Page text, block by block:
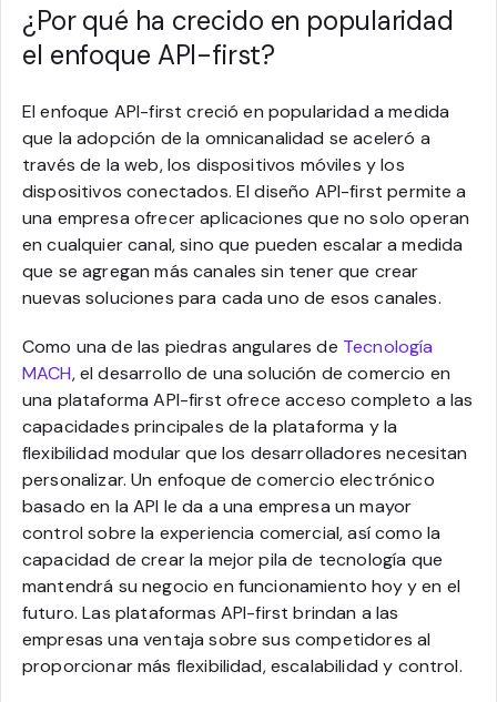
¿Por qué ha crecido en popularidad
el enfoque API-first?
El enfoque API-first creció en popularidad a medida
que la adopción de la omnicanalidad se aceleró a
través de la web, los dispositivos móviles y los
dispositivos conectados. El diseño API-first permite a
una empresa ofrecer aplicaciones que no solo operan
en cualquier canal, sino que pueden escalar a medida
que se agregan más canales sin tener que crear
nuevas soluciones para cada uno de esos canales.
Como una de las piedras angulares de Tecnología
MACH, el desarrollo de una solución de comercio en
una plataforma API-first ofrece acceso completo a las
capacidades principales de la plataforma y la
flexibilidad modular que los desarrolladores necesitan
personalizar. Un enfoque de comercio electrónico
basado en la API le da a una empresa un mayor
control sobre la experiencia comercial, así como la
capacidad de crear la mejor pila de tecnología que
mantendrá su negocio en funcionamiento hoy y en el
futuro. Las plataformas API-first brindan a las
empresas una ventaja sobre sus competidores al
proporcionar más flexibilidad, escalabilidad y control.